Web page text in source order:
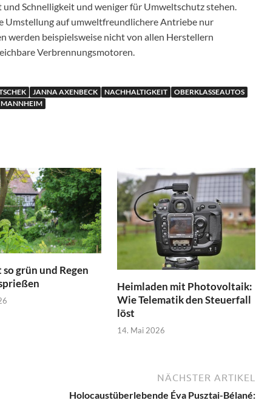
Schnelligkeit und weniger für Umweltschutz stehen.
Umstellung auf umweltfreundlichere Antriebe nur
werden beispielsweise nicht von allen Herstellern
Verbrennungsmotoren.
JANNA AXENBECK NACHHALTIGKEIT
OBERKLASSEAUTOS
MANNHEIM
so grün und Regen
Heimladen mit Photovoltaik:
Wie Telematik den Steuerfall
löst
14. Mai 2026
NÄCHSTER ARTIKEL
Holocaustüberlebende Éva Pusztai-Bélané: